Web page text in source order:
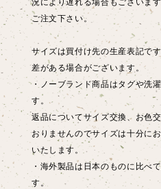
ご注文下さい。
サイズは買付け先の生産表記で
差がある場合がございます。
・ノーブランド商品はタグや洗
す。
返品についてサイズ交換、お色
おりませんのでサイズは十分に
いたします。
・海外製品は日本のものに比べ
す。